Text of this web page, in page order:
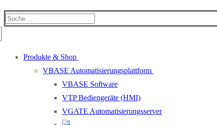
Produkte & Shop
VBASE Automatisierungsplattform
VBASE Software
VTP Bediengeräte (HMI)
VGATE Automatisierungsserver